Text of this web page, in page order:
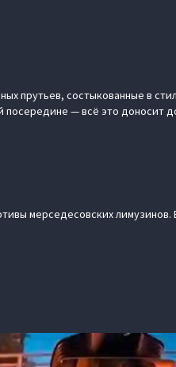
прутьев, состыкованные в
— всё это доносит
мерседесовских лимузинов.